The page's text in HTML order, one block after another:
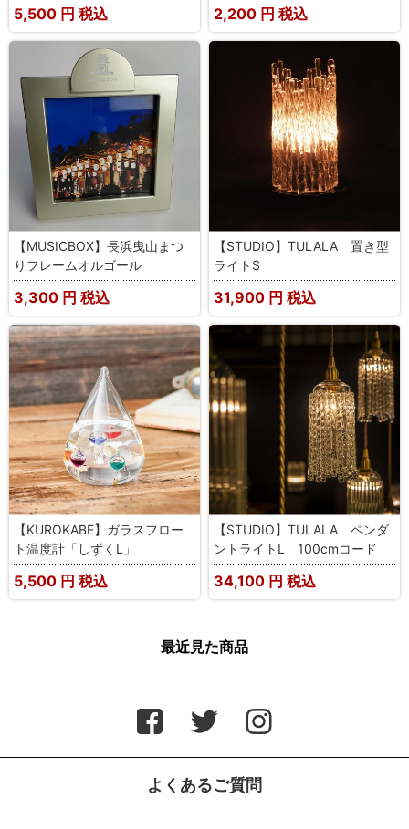
5,500 円 税込 2,200 円 税込
【MUSICBOX】長浜曳山まつ
りフレームオルゴール
3,300 円 税込
【STUDIO】TULALA 置き型
ライトS
31,900 円 税込
【KUROKABE】ガラスフロー
ト温度計「しずくL」
5,500 円 税込
【STUDIO】TULALA ペンダ
ントライトL 100cmコード
34,100 円 税込
最近見た商品
よくあるご質問